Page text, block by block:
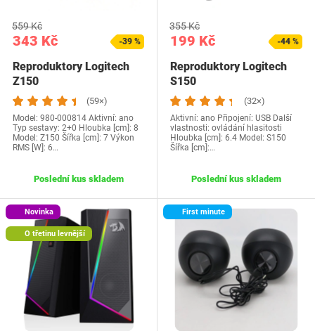
343 Kč
559 Kč
-39 %
Reproduktory Logitech
Z150
(59×)
Model: 980-000814 Aktivní: ano
Typ sestavy: 2+0 Hloubka [cm]: 8
Model: Z150 Šířka [cm]: 7 Výkon
RMS [W]: 6…
Poslední kus skladem
199 Kč
355 Kč
-44 %
Reproduktory Logitech
S150
(32×)
Aktivní: ano Připojení: USB Další
vlastnosti: ovládání hlasitosti
Hloubka [cm]: 6.4 Model: S150
Šířka [cm]:…
Poslední kus skladem
Novinka
O třetinu levnější
First minute